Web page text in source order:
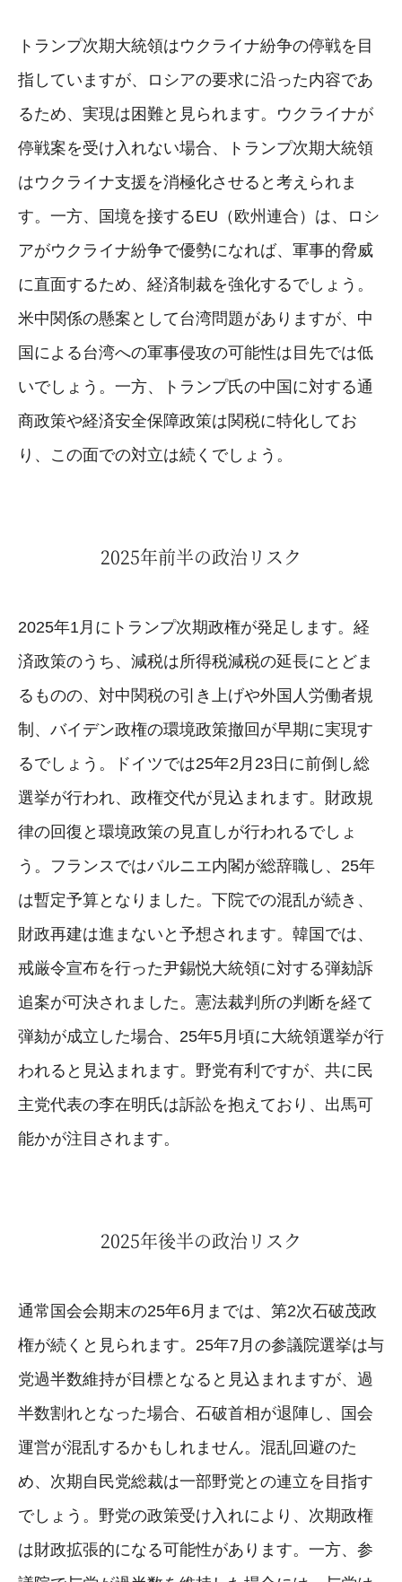
トランプ次期大統領はウクライナ紛争の停戦を目
指していますが、ロシアの要求に沿った内容であ
るため、実現は困難と見られます。ウクライナが
停戦案を受け入れない場合、トランプ次期大統領
はウクライナ支援を消極化させると考えられま
す。一方、国境を接するEU（欧州連合）は、ロシ
アがウクライナ紛争で優勢になれば、軍事的脅威
に直面するため、経済制裁を強化するでしょう。
米中関係の懸案として台湾問題がありますが、中
国による台湾への軍事侵攻の可能性は目先では低
いでしょう。一方、トランプ氏の中国に対する通
商政策や経済安全保障政策は関税に特化してお
り、この面での対立は続くでしょう。
2025年前半の政治リスク
2025年1月にトランプ次期政権が発足します。経
済政策のうち、減税は所得税減税の延長にとどま
るものの、対中関税の引き上げや外国人労働者規
制、バイデン政権の環境政策撤回が早期に実現す
るでしょう。ドイツでは25年2月23日に前倒し総
選挙が行われ、政権交代が見込まれます。財政規
律の回復と環境政策の見直しが行われるでしょ
う。フランスではバルニエ内閣が総辞職し、25年
は暫定予算となりました。下院での混乱が続き、
財政再建は進まないと予想されます。韓国では、
戒厳令宣布を行った尹錫悦大統領に対する弾劾訴
追案が可決されました。憲法裁判所の判断を経て
弾劾が成立した場合、25年5月頃に大統領選挙が行
われると見込まれます。野党有利ですが、共に民
主党代表の李在明氏は訴訟を抱えており、出馬可
能かが注目されます。
2025年後半の政治リスク
通常国会会期末の25年6月までは、第2次石破茂政
権が続くと見られます。25年7月の参議院選挙は与
党過半数維持が目標となると見込まれますが、過
半数割れとなった場合、石破首相が退陣し、国会
運営が混乱するかもしれません。混乱回避のた
め、次期自民党総裁は一部野党との連立を目指す
でしょう。野党の政策受け入れにより、次期政権
は財政拡張的になる可能性があります。一方、参